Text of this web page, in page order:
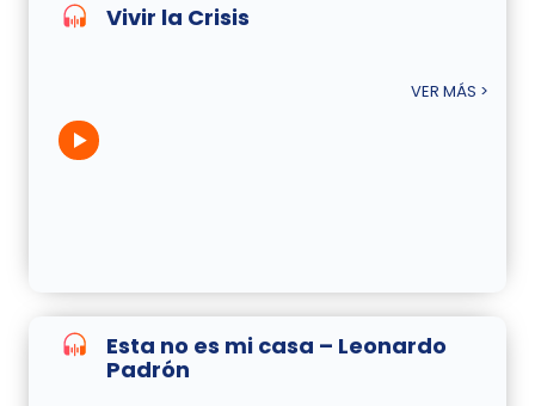
Vivir la Crisis
VER MÁS >
Esta no es mi casa – Leonardo
Padrón